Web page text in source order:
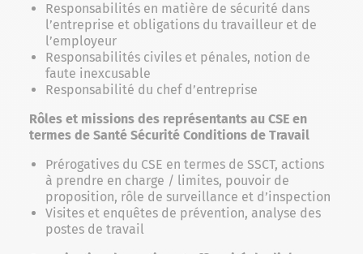
Responsabilités en matière de sécurité dans
l’entreprise et obligations du travailleur et de
l’employeur
Responsabilités civiles et pénales, notion de
faute inexcusable
Responsabilité du chef d’entreprise
Rôles et missions des représentants au CSE en
termes de Santé Sécurité Conditions de Travail
Prérogatives du CSE en termes de SSCT, actions
à prendre en charge / limites, pouvoir de
proposition, rôle de surveillance et d’inspection
Visites et enquêtes de prévention, analyse des
postes de travail